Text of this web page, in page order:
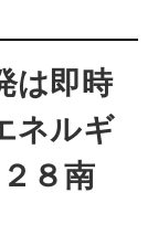
は即時
ネルギ
８南